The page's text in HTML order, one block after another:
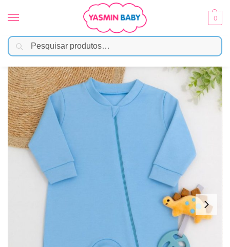
0
Início Moda Bebê / Menino / Macacão Bebê Suedine 100% Algodão – Azul